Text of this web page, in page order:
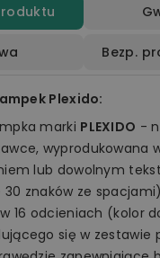
Bezp.
Plexido:
marki PLEXIDO -
wyprodukowana
lub dowolnym
znaków ze spacjami)
16 odcieniach (kolor
się w zestawie